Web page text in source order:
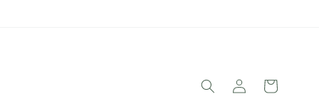
Logga
in
Varukorg